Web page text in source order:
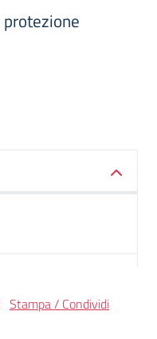
Stampa / Condividi